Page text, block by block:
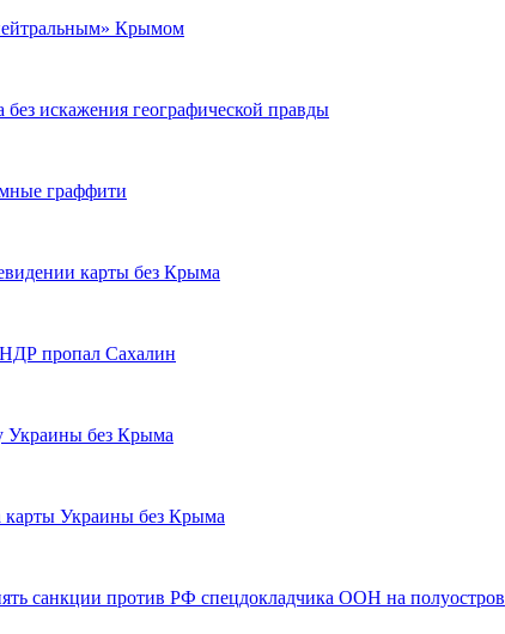
Крымом
искажения географической правды
граффити
карты без Крыма
пропал Сахалин
Украины без Крыма
карты Украины без Крыма
санкции против РФ спецдокладчика ООН на полуостров